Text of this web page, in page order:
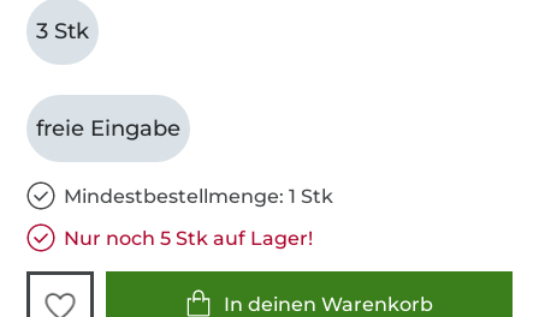
3 Stk
freie Eingabe
Mindestbestellmenge: 1 Stk
Nur noch 5 Stk auf Lager!
In deinen Warenkorb